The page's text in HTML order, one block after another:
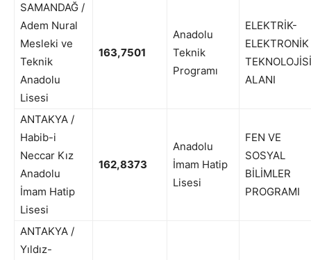
SAMANDAĞ /
Adem Nural
Mesleki ve
Teknik
Anadolu
Lisesi
163,7501
Anadolu
Teknik
Programı
ELEKTRİK-
ELEKTRONİK
TEKNOLOJİSİ
ALANI
ANTAKYA /
Habib-i
Neccar Kız
Anadolu
İmam Hatip
Lisesi
162,8373
Anadolu
İmam Hatip
Lisesi
FEN VE
SOSYAL
BİLİMLER
PROGRAMI
ANTAKYA /
Yıldız-